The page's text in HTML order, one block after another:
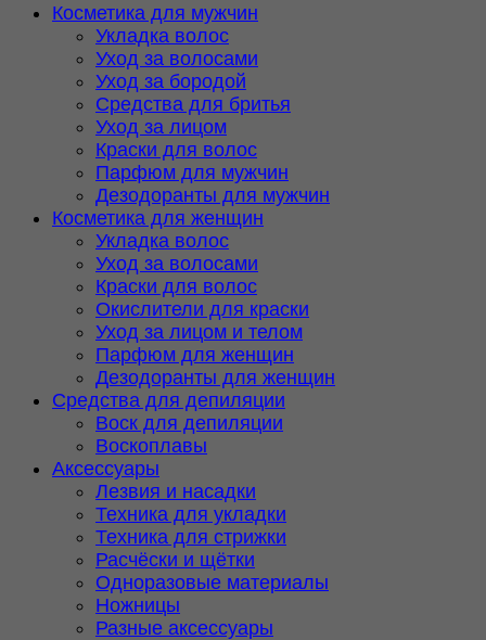
Косметика для мужчин
Укладка волос
Уход за волосами
Уход за бородой
Средства для бритья
Уход за лицом
Краски для волос
Парфюм для мужчин
Дезодоранты для мужчин
Косметика для женщин
Укладка волос
Уход за волосами
Краски для волос
Окислители для краски
Уход за лицом и телом
Парфюм для женщин
Дезодоранты для женщин
Средства для депиляции
Воск для депиляции
Воскоплавы
Аксессуары
Лезвия и насадки
Техника для укладки
Техника для стрижки
Расчёски и щётки
Одноразовые материалы
Ножницы
Разные аксессуары